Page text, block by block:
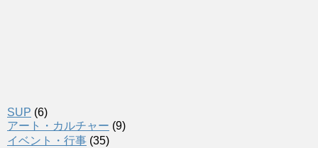
SUP (6)
アート・カルチャー (9)
イベント・行事 (35)